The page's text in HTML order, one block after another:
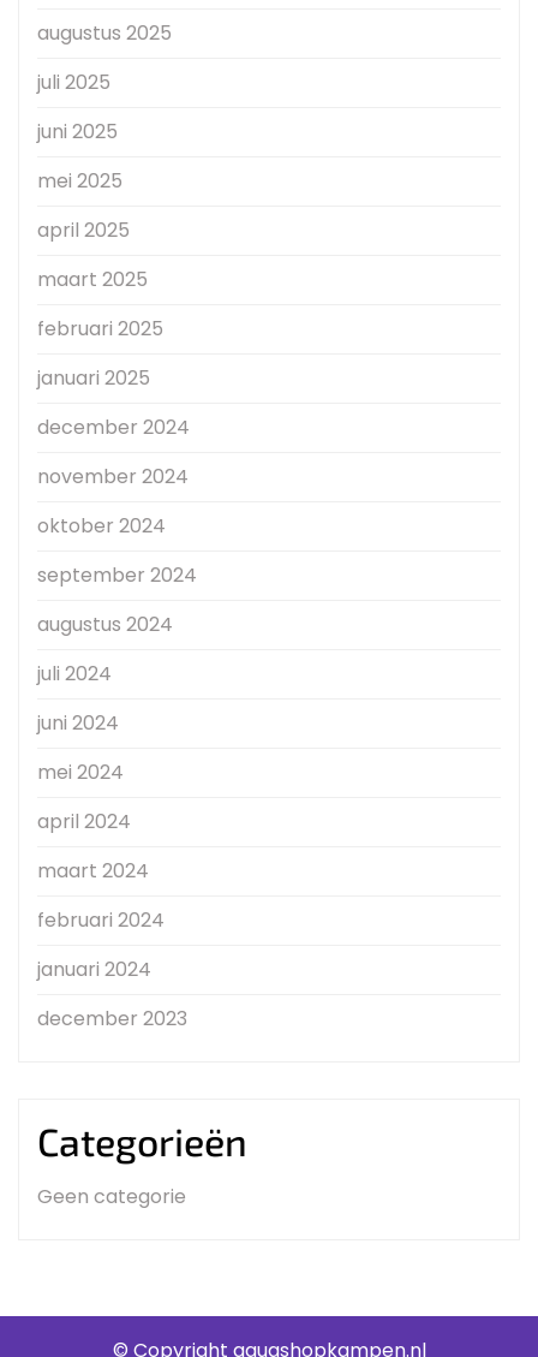
augustus 2025
juli 2025
juni 2025
mei 2025
april 2025
maart 2025
februari 2025
januari 2025
december 2024
november 2024
oktober 2024
september 2024
augustus 2024
juli 2024
juni 2024
mei 2024
april 2024
maart 2024
februari 2024
januari 2024
december 2023
Categorieën
Geen categorie
© Copyright aquashopkampen.nl